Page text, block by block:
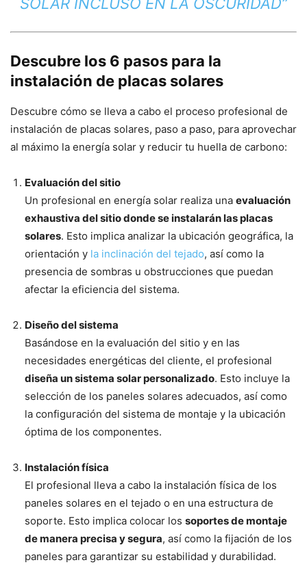
SOLAR INCLUSO EN LA OSCURIDAD”
Descubre los 6 pasos para la
instalación de placas solares
Descubre cómo se lleva a cabo el proceso profesional de
instalación de placas solares, paso a paso, para aprovechar
al máximo la energía solar y reducir tu huella de carbono:
Evaluación del sitio
Un profesional en energía solar realiza una evaluación
exhaustiva del sitio donde se instalarán las placas
solares. Esto implica analizar la ubicación geográfica, la
orientación y la inclinación del tejado, así como la
presencia de sombras u obstrucciones que puedan
afectar la eficiencia del sistema.
Diseño del sistema
Basándose en la evaluación del sitio y en las
necesidades energéticas del cliente, el profesional
diseña un sistema solar personalizado. Esto incluye la
selección de los paneles solares adecuados, así como
la configuración del sistema de montaje y la ubicación
óptima de los componentes.
Instalación física
El profesional lleva a cabo la instalación física de los
paneles solares en el tejado o en una estructura de
soporte. Esto implica colocar los soportes de montaje
de manera precisa y segura, así como la fijación de los
paneles para garantizar su estabilidad y durabilidad.